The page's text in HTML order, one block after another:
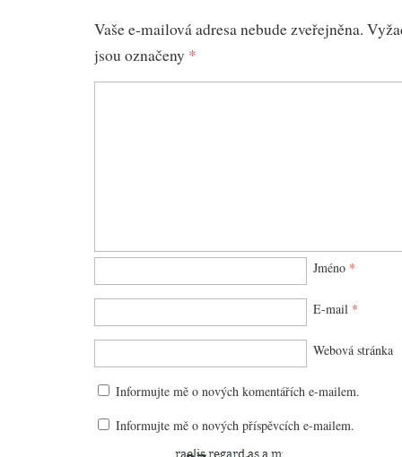
Vaše e-mailová adresa nebude zveřejněna.
jsou označeny *
Jméno *
E-mail *
Webová stránka
Informujte mě o nových komentářích e-mailem.
Informujte mě o nových příspěvcích e-mailem.